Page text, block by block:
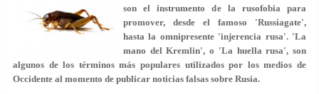
son el instrumento de la rusofobia para
promover, desde el famoso 'Russiagate',
hasta la omnipresente 'injerencia rusa'. 'La
mano del Kremlin', o 'La huella rusa', son
algunos de los términos más populares utilizados por los medios de
Occidente al momento de publicar noticias falsas sobre Rusia.